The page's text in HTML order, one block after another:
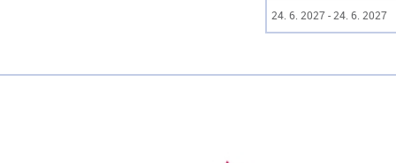
24. 6. 2027 - 24. 6. 2027